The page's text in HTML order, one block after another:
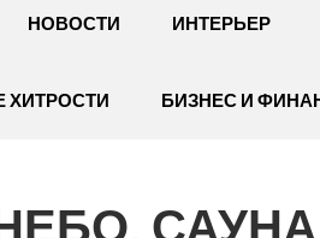
НОВОСТИ ИНТЕРЬЕР
БИЗНЕС И